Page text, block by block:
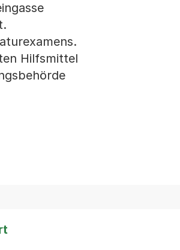
Hilfsmittel